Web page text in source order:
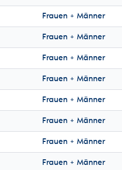
Frauen + Männer
Frauen + Männer
Frauen + Männer
Frauen + Männer
Frauen + Männer
Frauen + Männer
Frauen + Männer
Frauen + Männer